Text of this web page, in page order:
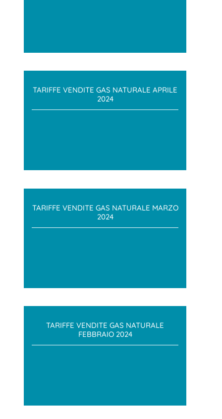
TARIFFE VENDITE GAS NATURALE APRILE
2024
TARIFFE VENDITE GAS NATURALE MARZO
2024
TARIFFE VENDITE GAS NATURALE
FEBBRAIO 2024